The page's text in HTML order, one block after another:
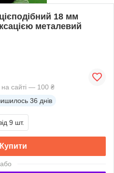
18 мм
металевий
сайті — 100 ₴
36 днів
9 шт.
Купити
або